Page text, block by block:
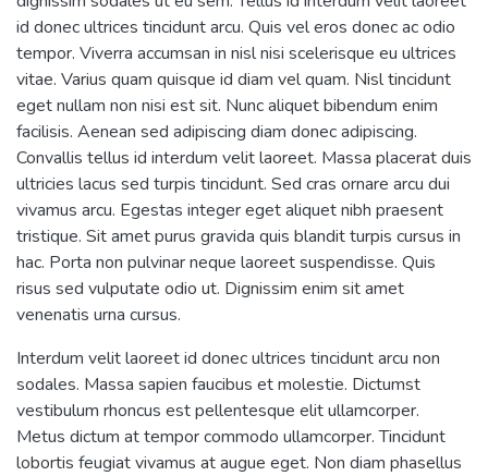
id donec ultrices tincidunt arcu. Quis vel eros donec ac odio
tempor. Viverra accumsan in nisl nisi scelerisque eu ultrices
vitae. Varius quam quisque id diam vel quam. Nisl tincidunt
eget nullam non nisi est sit. Nunc aliquet bibendum enim
facilisis. Aenean sed adipiscing diam donec adipiscing.
Convallis tellus id interdum velit laoreet. Massa placerat duis
ultricies lacus sed turpis tincidunt. Sed cras ornare arcu dui
vivamus arcu. Egestas integer eget aliquet nibh praesent
tristique. Sit amet purus gravida quis blandit turpis cursus in
hac. Porta non pulvinar neque laoreet suspendisse. Quis
risus sed vulputate odio ut. Dignissim enim sit amet
venenatis urna cursus.
Interdum velit laoreet id donec ultrices tincidunt arcu non
sodales. Massa sapien faucibus et molestie. Dictumst
vestibulum rhoncus est pellentesque elit ullamcorper.
Metus dictum at tempor commodo ullamcorper. Tincidunt
lobortis feugiat vivamus at augue eget. Non diam phasellus